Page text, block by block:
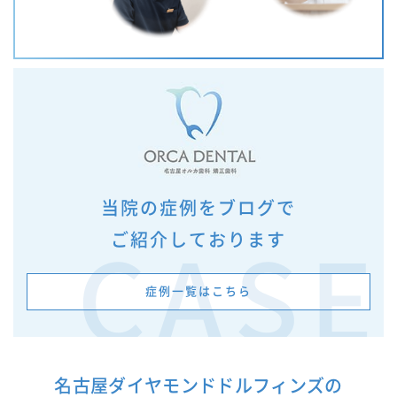
当院の症例をブログで
ご紹介しております
CASE
症例一覧はこちら
名古屋ダイヤモンドドルフィンズの